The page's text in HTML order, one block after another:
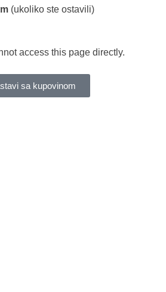
(ukoliko ste ostavili)
access this page directly.
sa kupovinom